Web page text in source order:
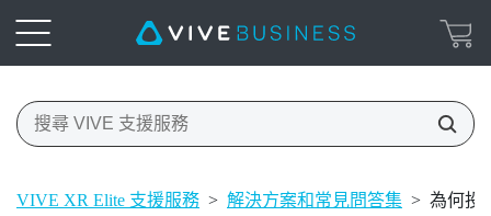
VIVE XR Elite 支援服務 > 解決方案和常見問答集 > 為何投